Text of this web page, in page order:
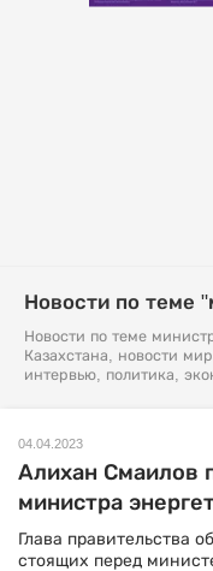
Новости по теме
Новости по теме
Казахстана, новости
интервью, политика,
04.04.2023
Алихан Смаилов
министра
Глава правительства
стоящих перед